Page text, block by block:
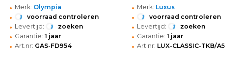
• Merk: Olympia
• voorraad controleren
• Levertijd: zoeken
• Garantie: 1 jaar
• Art.nr: GAS-FD954
• Merk: Luxus
• voorraad controleren
• Levertijd: zoeken
• Garantie: 1 jaar
• Art.nr: LUX-CLASSIC-TKB/A5